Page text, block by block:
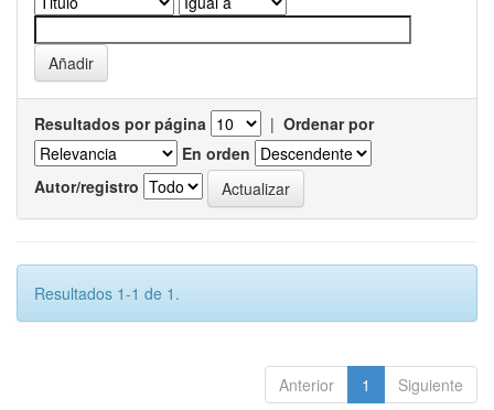
Resultados por página | Ordenar por
En orden
Autor/registro
Resultados 1-1 de 1.
Anterior 1 Siguiente